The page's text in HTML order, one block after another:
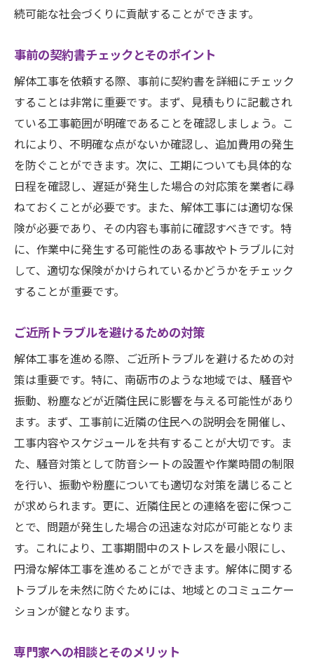
続可能な社会づくりに貢献することができます。
事前の契約書チェックとそのポイント
解体工事を依頼する際、事前に契約書を詳細にチェック
することは非常に重要です。まず、見積もりに記載され
ている工事範囲が明確であることを確認しましょう。こ
れにより、不明確な点がないか確認し、追加費用の発生
を防ぐことができます。次に、工期についても具体的な
日程を確認し、遅延が発生した場合の対応策を業者に尋
ねておくことが必要です。また、解体工事には適切な保
険が必要であり、その内容も事前に確認すべきです。特
に、作業中に発生する可能性のある事故やトラブルに対
して、適切な保険がかけられているかどうかをチェック
することが重要です。
ご近所トラブルを避けるための対策
解体工事を進める際、ご近所トラブルを避けるための対
策は重要です。特に、南砺市のような地域では、騒音や
振動、粉塵などが近隣住民に影響を与える可能性があり
ます。まず、工事前に近隣の住民への説明会を開催し、
工事内容やスケジュールを共有することが大切です。ま
た、騒音対策として防音シートの設置や作業時間の制限
を行い、振動や粉塵についても適切な対策を講じること
が求められます。更に、近隣住民との連絡を密に保つこ
とで、問題が発生した場合の迅速な対応が可能となりま
す。これにより、工事期間中のストレスを最小限にし、
円滑な解体工事を進めることができます。解体に関する
トラブルを未然に防ぐためには、地域とのコミュニケー
ションが鍵となります。
専門家への相談とそのメリット